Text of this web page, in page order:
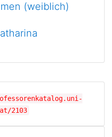
(weiblich)
2103